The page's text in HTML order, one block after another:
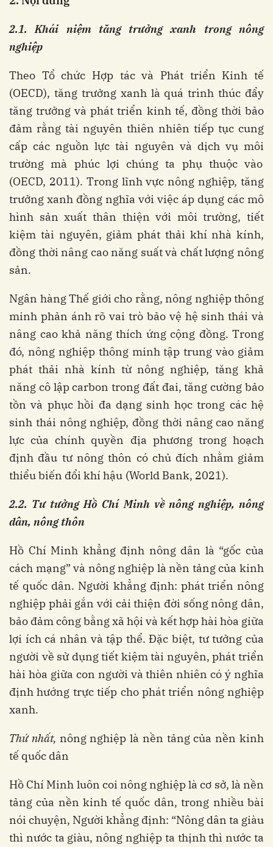
2.1.Khái niệm tăng trưởng xanh trong nông
nghiệp
Theo Tổ chức Hợp tác và Phát triển Kinh tế
(OECD), tăng trưởng xanh là quá trình thúc đẩy
tăng trưởng và phát triển kinh tế, đồng thời bảo
đảm rằng tài nguyên thiên nhiên tiếp tục cung
cấp các nguồn lực tài nguyên và dịch vụ môi
trường mà phúc lợi chúng ta phụ thuộc vào
(OECD, 2011). Trong lĩnh vực nông nghiệp, tăng
trưởng xanh đồng nghĩa với việc áp dụng các mô
hình sản xuất thân thiện với môi trường, tiết
kiệm tài nguyên, giảm phát thải khí nhà kính,
đồng thời nâng cao năng suất và chất lượng nông
sản.
Ngân hàng Thế giới cho rằng, nông nghiệp thông
minh phản ánh rõ vai trò bảo vệ hệ sinh thái và
nâng cao khả năng thích ứng cộng đồng. Trong
đó, nông nghiệp thông minh tập trung vào giảm
phát thải nhà kính từ nông nghiệp, tăng khả
năng cô lập carbon trong đất đai, tăng cường bảo
tồn và phục hồi đa dạng sinh học trong các hệ
sinh thái nông nghiệp, đồng thời nâng cao năng
lực của chính quyền địa phương trong hoạch
định đầu tư nông thôn có chủ đích nhằm giảm
thiểu biến đổi khí hậu (World Bank, 2021).
2.2. Tư tưởng Hồ Chí Minh về nông nghiệp, nông
dân, nông thôn
Hồ Chí Minh khẳng định nông dân là “gốc của
cách mạng” và nông nghiệp là nền tảng của kinh
tế quốc dân. Người khẳng định: phát triển nông
nghiệp phải gắn với cải thiện đời sống nông dân,
bảo đảm công bằng xã hội và kết hợp hài hòa giữa
lợi ích cá nhân và tập thể. Đặc biệt, tư tưởng của
người về sử dụng tiết kiệm tài nguyên, phát triển
hài hòa giữa con người và thiên nhiên có ý nghĩa
định hướng trực tiếp cho phát triển nông nghiệp
xanh.
Thứ nhất, nông nghiệp là nền tảng của nền kinh
tế quốc dân
Hồ Chí Minh luôn coi nông nghiệp là cơ sở, là nền
tảng của nền kinh tế quốc dân, trong nhiều bài
nói chuyện, Người khẳng định: “Nông dân ta giàu
thì nước ta giàu, nông nghiệp ta thịnh thì nước ta